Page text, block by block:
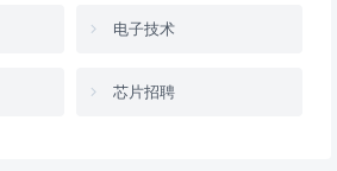
电子技术
芯片招聘